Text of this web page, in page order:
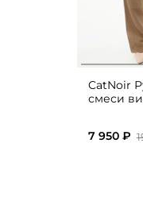
CatNoir
смеси
7 950 ₽